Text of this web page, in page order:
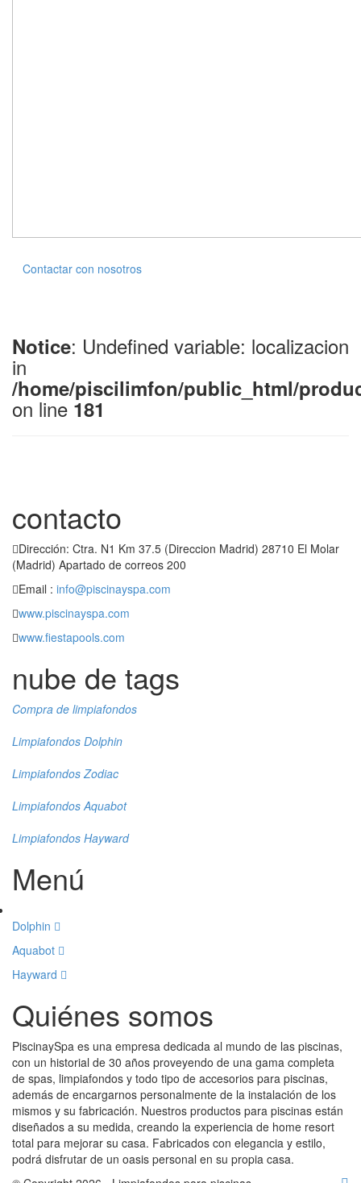
Contactar con nosotros
Notice: Undefined variable: localizacion
in
/home/piscilimfon/public_html/
on line 181
contacto
Dirección: Ctra. N1 Km 37.5 (Direccion Madrid) 28710 El Molar
(Madrid) Apartado de correos 200
Email : info@piscinayspa.com
www.piscinayspa.com
www.fiestapools.com
nube de tags
Compra de limpiafondos
Limpiafondos Dolphin
Limpiafondos Zodiac
Limpiafondos Aquabot
Limpiafondos Hayward
Menú
Dolphin
Aquabot
Hayward
Quiénes somos
PiscinaySpa es una empresa dedicada al mundo de las piscinas,
con un historial de 30 años proveyendo de una gama completa
de spas, limpiafondos y todo tipo de accesorios para piscinas,
además de encargarnos personalmente de la instalación de los
mismos y su fabricación. Nuestros productos para piscinas están
diseñados a su medida, creando la experiencia de home resort
total para mejorar su casa. Fabricados con elegancia y estilo,
podrá disfrutar de un oasis personal en su propia casa.